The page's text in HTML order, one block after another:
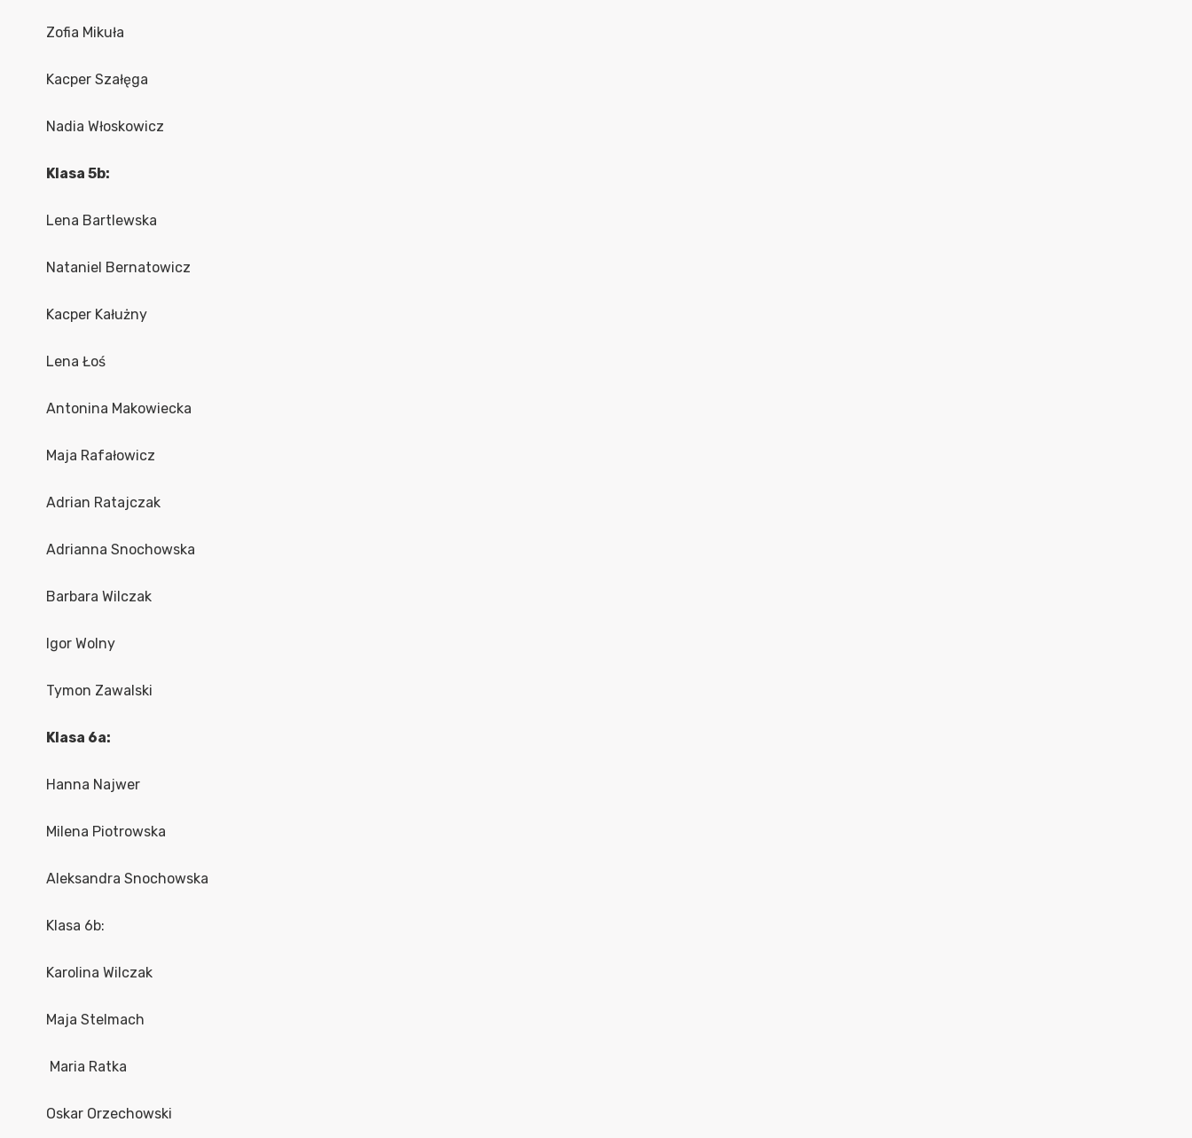
Zofia Mikuła
Kacper Szałęga
Nadia Włoskowicz
Klasa 5b:
Lena Bartlewska
Nataniel Bernatowicz
Kacper Kałużny
Lena Łoś
Antonina Makowiecka
Maja Rafałowicz
Adrian Ratajczak
Adrianna Snochowska
Barbara Wilczak
Igor Wolny
Tymon Zawalski
Klasa 6a:
Hanna Najwer
Milena Piotrowska
Aleksandra Snochowska
Klasa 6b:
Karolina Wilczak
Maja Stelmach
Maria Ratka
Oskar Orzechowski